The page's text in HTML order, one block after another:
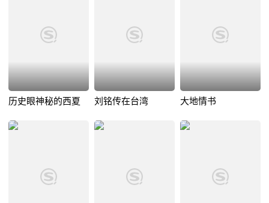
历史眼神秘的西夏 刘铭传在台湾 大地情书